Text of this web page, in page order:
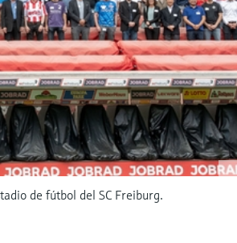
de fútbol del SC Freiburg.